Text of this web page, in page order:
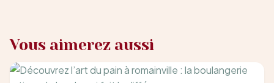
Vous aimerez aussi